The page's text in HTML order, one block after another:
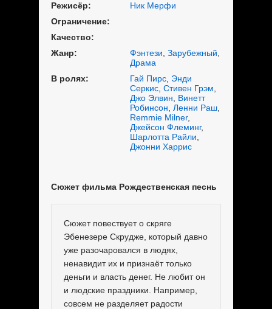
Режисёр:
Ник Мерфи
Ограничение:
Качество:
Жанр:
Фэнтези Зарубежный
Драма
В ролях:
Гай Пирс Энди
Серкис Стивен Грэм
Джо Элвин
Винетт
Робинсон Ленни Раш
Remmie Milner,
Джейсон Флеминг,
Шарлотта Райли
Джонни Харрис
Сюжет фильма Рождественская песнь
Сюжет повествует о скряге
Эбенезере Скрудже, который давно
уже разочаровался в людях,
ненавидит их и признаёт только
деньги и власть денег. Не любит он
и людские праздники. Например,
совсем не разделяет радости